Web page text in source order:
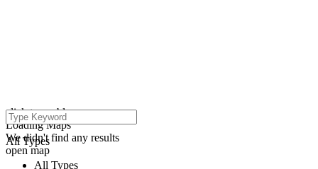
click to enable zoom
Loading Maps
We didn't find any results
open map
All Types
All Types